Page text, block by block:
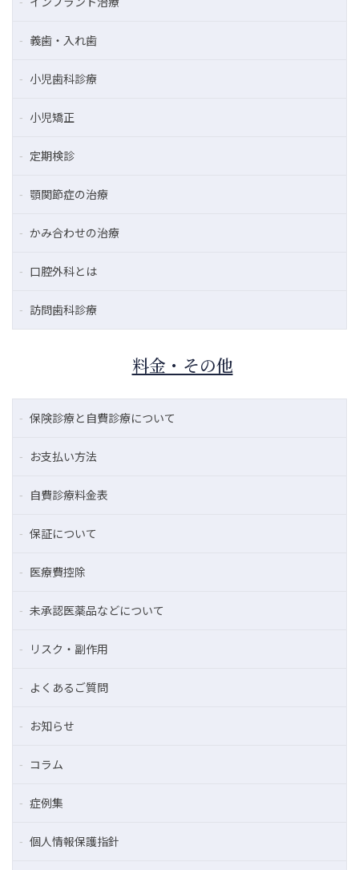
義歯・入れ歯
小児歯科診療
小児矯正
定期検診
顎関節症の治療
かみ合わせの治療
口腔外科とは
訪問歯科診療
料金・その他
保険診療と自費診療について
お支払い方法
自費診療料金表
保証について
医療費控除
未承認医薬品などについて
リスク・副作用
よくあるご質問
お知らせ
コラム
症例集
個人情報保護指針